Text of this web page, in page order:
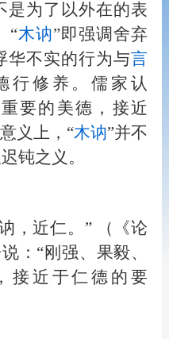
是为了以外在的表
“木讷”即强调舍弃
华不实的行为与言
行修养。儒家认
要的美德，接近
义上，“木讷”并不
钝之义。
，近仁。”
（《论
：“刚强、果毅、
接近于仁德的要